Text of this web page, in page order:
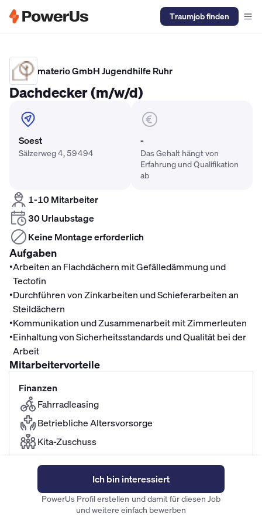
Traumjob finden
materio GmbH Jugendhilfe Ruhr
Dachdecker (m/w/d)
Soest
Sälzerweg 4, 59494
-
Das Gehalt hängt von
Erfahrung und Qualifikation
ab
1-10 Mitarbeiter
30 Urlaubstage
Keine Montage erforderlich
Aufgaben
•Arbeiten an Flachdächern mit Gefälledämmung und
Tectofin
•Durchführen von Zinkarbeiten und Schieferarbeiten an
Steildächern
•Kommunikation und Zusammenarbeit mit Zimmerleuten
•Einhaltung von Sicherheitsstandards und Qualität bei der
Arbeit
Mitarbeitervorteile
Finanzen
Fahrradleasing
Betriebliche Altersvorsorge
Kita-Zuschuss
30 Tage Urlaub
Ich bin interessiert
PowerUs Profil erstellen und damit für diesen Job
und weitere einfach bewerben